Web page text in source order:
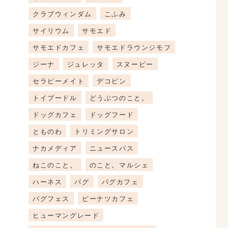
クラブウィンダム
こふみ
サイリウム
サモエド
サモエドカフェ
サモエドラウンジモフ
ジーナ
ジュレッタ
スヌーピー
セラピーメイト
デコピン
トイプードル
どうぶつのこと。
ドッグカフェ
ドッグフード
とものわ
トリミングサロン
ナカメディア
ニュースパス
ねこのこと。
のこと。マルシェ
ハーネス
パグ
パグカフェ
パグフェス
ピーナツカフェ
ヒューマングレード